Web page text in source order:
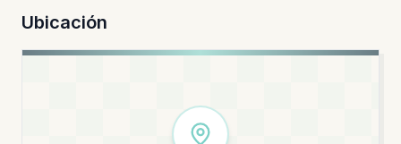
Ubicación